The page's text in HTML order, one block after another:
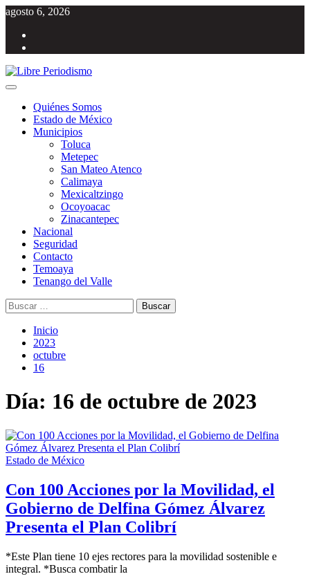
Saltar
contenido
agosto 6, 2026
Menú
principalQuiénes Somos
Estado de México
Municipios
Toluca
Metepec
San Mateo Atenco
Calimaya
Mexicaltzingo
Ocoyoacac
Zinacantepec
Nacional
Seguridad
Contacto
Temoaya
Tenango del Valle
Buscar:
Inicio
2023
octubre
16
Día: 16 de octubre de 2023
Estado de México
Con 100 Acciones por la Movilidad, el
Gobierno de Delfina Gómez Álvarez
Presenta el Plan Colibrí
*Este Plan tiene 10 ejes rectores para la movilidad sostenible e
integral. *Busca combatir la